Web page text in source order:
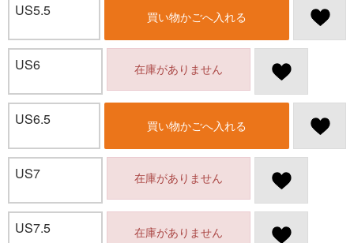
US5.5 買い物かごへ入れる
US6 在庫がありません
US6.5 買い物かごへ入れる
US7 在庫がありません
US7.5 在庫がありません